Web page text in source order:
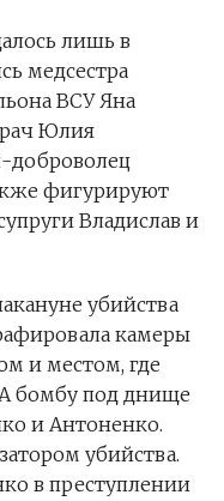
лишь в
медсестра
ВСУ Яна
Юлия
доброволец
фигурируют
Владислав и
убийства
камеры
и местом, где
бомбу под днище
и Антоненко.
убийства.
в преступлении